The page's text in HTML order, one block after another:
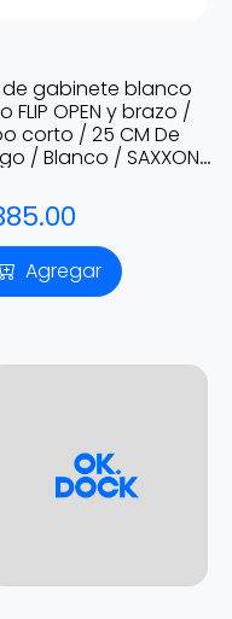
de gabinete blanco
FLIP OPEN y brazo /
corto / 25 CM De
/ Blanco / SAXXON
Agregar